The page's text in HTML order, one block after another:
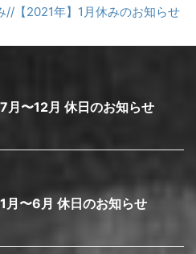
//【2021年】1月休みのお知らせ
月〜12月 休日のお知らせ
月〜6月 休日のお知らせ